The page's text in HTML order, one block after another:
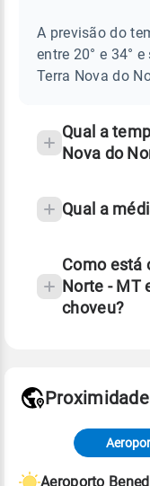
NOVA
NORTE
sobre
chuva
A previsão do
entre 20° e 34°
Terra Nova do
Qual a
Nova do
Qual a
Fonte: 30 anos
Como está
Norte - MT
choveu?
Fonte: dados
meteorológicas
de Tempo e
Aeroporto